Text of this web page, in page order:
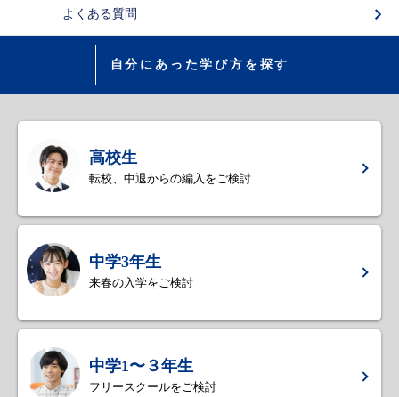
よくある質問
自分にあった学び方を探す
高校生
転校、中退からの編入をご検討
中学3年生
来春の入学をご検討
中学1〜３年生
フリースクールをご検討